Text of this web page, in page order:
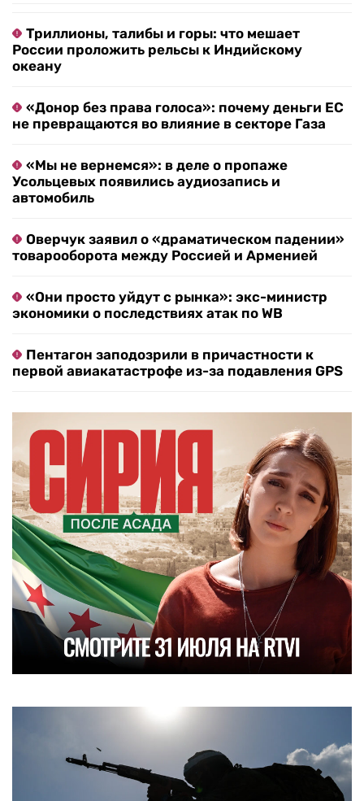
Триллионы, талибы и горы: что мешает
России проложить рельсы к Индийскому
океану
«Донор без права голоса»: почему деньги ЕС
не превращаются во влияние в секторе Газа
«Мы не вернемся»: в деле о пропаже
Усольцевых появились аудиозапись и
автомобиль
Оверчук заявил о «драматическом падении»
товарооборота между Россией и Арменией
«Они просто уйдут с рынка»: экс-министр
экономики о последствиях атак по WB
Пентагон заподозрили в причастности к
первой авиакатастрофе из-за подавления GPS